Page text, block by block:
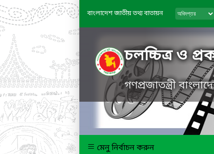
বাংলাদেশ জাতীয় তথ্য বাতায়ন
চলচ্চিত্র ও
গণপ্রজাতন্ত্রী
মেনু নির্বাচন করুন